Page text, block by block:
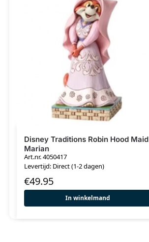
Disney Traditions Robin Hood Maid
Marian
Art.nr. 4050417
Levertijd: Direct (1-2 dagen)
€49.95
In winkelmand